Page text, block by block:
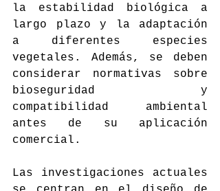
la estabilidad biológica a
largo plazo y la adaptación
a diferentes especies
vegetales. Además, se deben
considerar normativas sobre
bioseguridad y
compatibilidad ambiental
antes de su aplicación
comercial.
Las investigaciones actuales